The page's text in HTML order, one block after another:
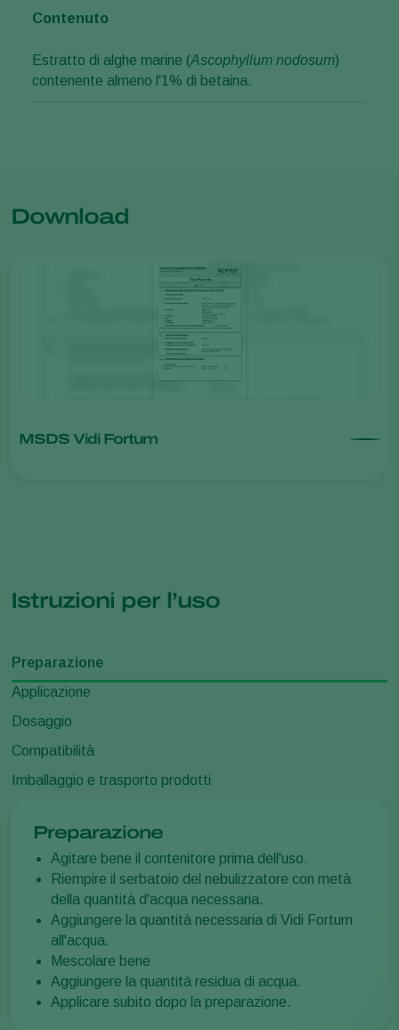
Contenuto
Estratto di alghe marine (Ascophyllum nodosum)
contenente almeno l'1% di betaina.
Download
MSDS Vidi Fortum
Istruzioni per l’uso
Preparazione
Applicazione
Dosaggio
Compatibilità
Imballaggio e trasporto prodotti
Preparazione
Agitare bene il contenitore prima dell'uso.
Riempire il serbatoio del nebulizzatore con metà
della quantità d'acqua necessaria.
Aggiungere la quantità necessaria di Vidi Fortum
all'acqua.
Mescolare bene
Aggiungere la quantità residua di acqua.
Applicare subito dopo la preparazione.